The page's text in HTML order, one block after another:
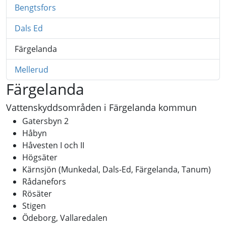
Bengtsfors
Dals Ed
Färgelanda
Mellerud
Färgelanda
Vattenskyddsområden i Färgelanda kommun
Gatersbyn 2
Håbyn
Håvesten I och II
Högsäter
Kärnsjön (Munkedal, Dals-Ed, Färgelanda, Tanum)
Rådanefors
Rösäter
Stigen
Ödeborg, Vallaredalen